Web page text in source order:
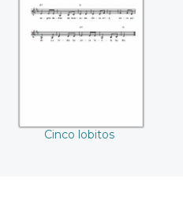
Cinco lobitos
Cinco lobitos